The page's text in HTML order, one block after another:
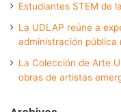
Estudiantes STEM de
La UDLAP reúne a
administración pública
La Colección de Arte
obras de artistas